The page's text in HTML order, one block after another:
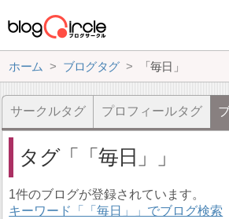
ホーム ブログタグ 「毎日」
サークルタグ プロフィールタグ
タグ 「毎日」
1件のブログが登録されています。
キーワード「「毎日」」でブログ検索